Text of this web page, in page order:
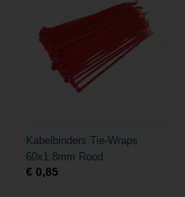
Kabelbinders Tie-Wraps
60x1.8mm Rood
€ 0,85